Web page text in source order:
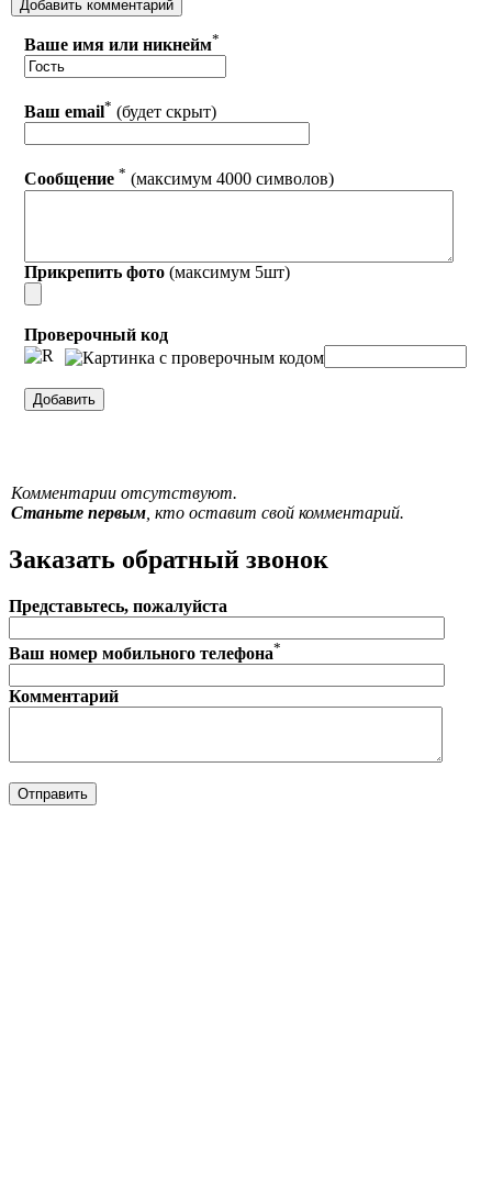
Ваше имя или никнейм*
Ваш email* (будет скрыт)
Сообщение * (максимум 4000 символов)
Прикрепить фото (максимум 5шт)
Проверочный код
Комментарии отсутствуют.
Станьте первым, кто оставит свой комментарий.
Заказать обратный звонок
Представьтесь, пожалуйста
Ваш номер мобильного телефона*
Комментарий